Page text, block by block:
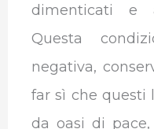
dimenticati e
Questa
negativa,
far sì che questi
da oasi di